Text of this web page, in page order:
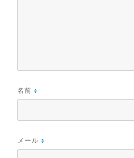
名前※
メール※